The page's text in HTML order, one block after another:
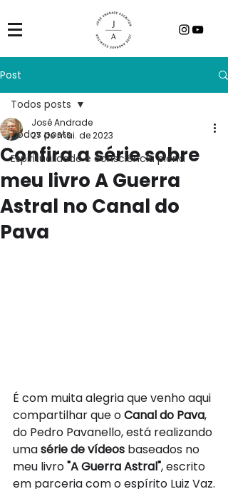
Post
Todos posts
Espiritualidade e consciência plena
Todos posts
Confira a série sobre
meu livro A Guerra
Astral no Canal do
Pava
José Andrade
27 de mai. de 2023
É com muita alegria que venho aqui
compartilhar que o Canal do Pava,
do Pedro Pavanello, está realizando
uma série de vídeos baseados no
meu livro "A Guerra Astral", escrito
em parceria com o espírito Luiz Vaz.